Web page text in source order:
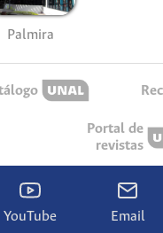
Palmira
Portal de
revistas
YouTube Email